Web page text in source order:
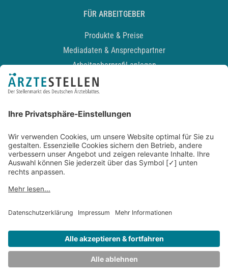
FÜR ARBEITGEBER
Produkte & Preise
Mediadaten & Ansprechpartner
Arbeitgeberprofil anlegen
Recruiting-Podcast
Kontakt
Datenschutz
Newsletter